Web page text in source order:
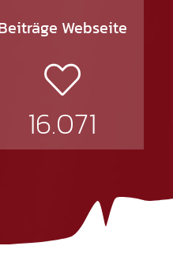
Webseite
16.071